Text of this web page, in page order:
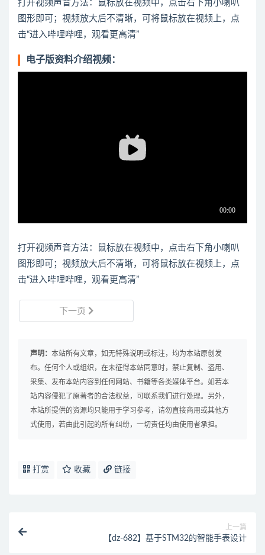
打开视频声音方法：鼠标放在视频中，点击右下角小喇叭
图形即可；视频放大后不清晰，可将鼠标放在视频上，点
击“进入哔哩哔哩，观看更高清”
电子版资料介绍视频：
打开视频声音方法：鼠标放在视频中，点击右下角小喇叭
图形即可；视频放大后不清晰，可将鼠标放在视频上，点
击“进入哔哩哔哩，观看更高清”
下一页
声明： 本站所有文章，如无特殊说明或标注，均为本站原创发
布。任何个人或组织，在未征得本站同意时，禁止复制、盗用、
采集、发布本站内容到任何网站、书籍等各类媒体平台。如若本
站内容侵犯了原著者的合法权益，可联系我们进行处理。另外，
本站所提供的资源均只能用于学习参考，请勿直接商用或其他方
式使用，若由此引起的所有纠纷，一切责任均由使用者承担。
打赏 收藏 链接
上一篇
【dz-682】基于STM32的智能手表设计